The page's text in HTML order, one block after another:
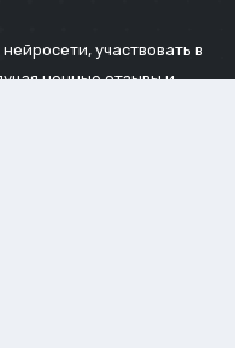
участвовать в
ценные отзывы и